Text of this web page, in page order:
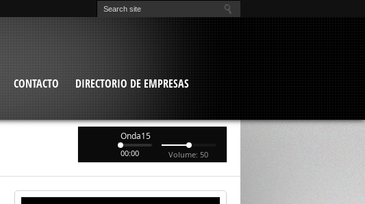
CONTACTO
DIRECTORIO DE EMPRESAS
Onda15
00:00 Volume: 50